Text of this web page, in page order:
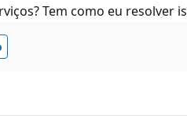
Tem como eu resolver